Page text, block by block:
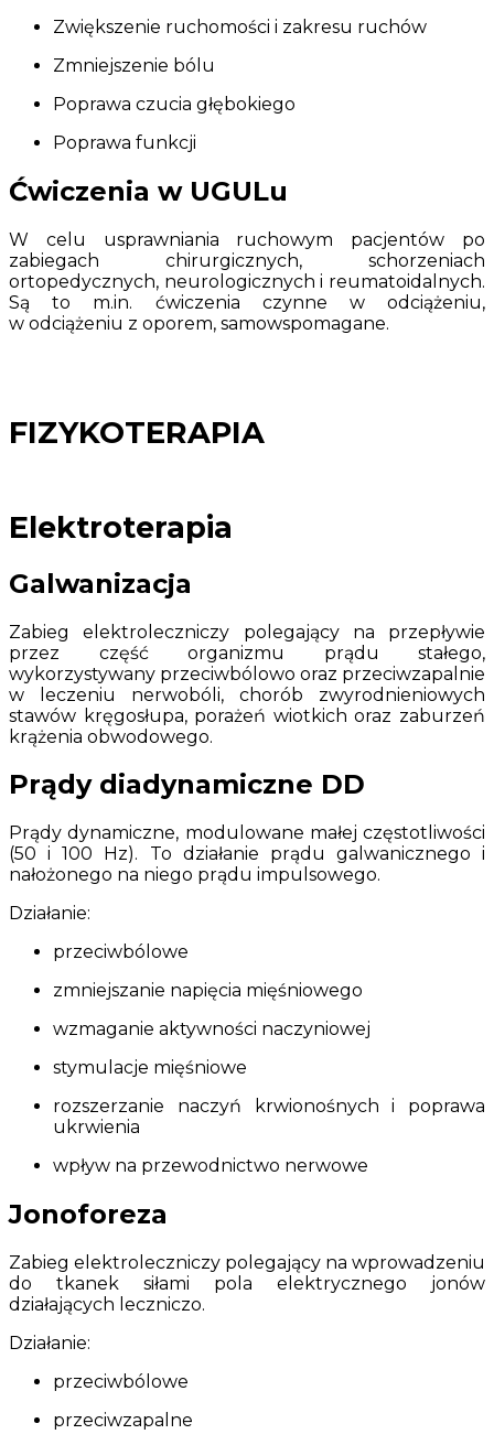
Zwiększenie ruchomości i zakresu ruchów
Zmniejszenie bólu
Poprawa czucia głębokiego
Poprawa funkcji
Ćwiczenia w UGULu
W celu usprawniania ruchowym pacjentów po
zabiegach chirurgicznych, schorzeniach
ortopedycznych, neurologicznych i reumatoidalnych.
Są to m.in. ćwiczenia czynne w odciążeniu,
w odciążeniu z oporem, samowspomagane.
FIZYKOTERAPIA
Elektroterapia
Galwanizacja
Zabieg elektroleczniczy polegający na przepływie
przez część organizmu prądu stałego,
wykorzystywany przeciwbólowo oraz przeciwzapalnie
w leczeniu nerwobóli, chorób zwyrodnieniowych
stawów kręgosłupa, porażeń wiotkich oraz zaburzeń
krążenia obwodowego.
Prądy diadynamiczne DD
Prądy dynamiczne, modulowane małej częstotliwości
(50 i 100 Hz). To działanie prądu galwanicznego i
nałożonego na niego prądu impulsowego.
Działanie:
przeciwbólowe
zmniejszanie napięcia mięśniowego
wzmaganie aktywności naczyniowej
stymulacje mięśniowe
rozszerzanie naczyń krwionośnych i poprawa
ukrwienia
wpływ na przewodnictwo nerwowe
Jonoforeza
Zabieg elektroleczniczy polegający na wprowadzeniu
do tkanek siłami pola elektrycznego jonów
działających leczniczo.
Działanie:
przeciwbólowe
przeciwzapalne